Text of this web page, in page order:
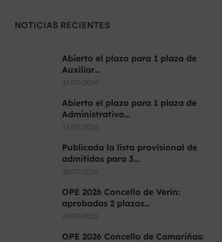
NOTICIAS RECIENTES
Abierto el plazo para 1 plaza de
Auxiliar…
31/07/2026
Abierto el plazo para 1 plaza de
Administrativo…
31/07/2026
Publicada la lista provisional de
admitidos para 3…
30/07/2026
OPE 2026 Concello de Verín:
aprobadas 2 plazas…
29/07/2026
OPE 2026 Concello de Camariñas: